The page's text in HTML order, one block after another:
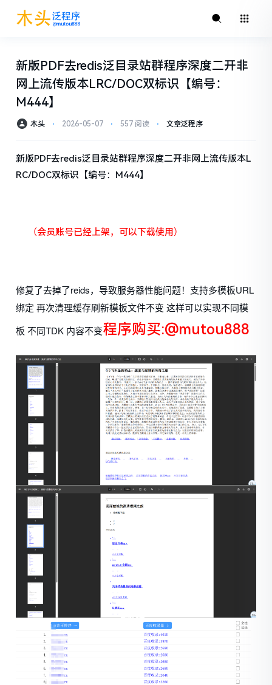
新版PDF去redis泛目录站群程序深度二开非
网上流传版本LRC/DOC双标识【编号：
M444】
木头 ⋅ 2026-05-07 ⋅ 557 阅读 ⋅ 文章泛程序
新版PDF去redis泛目录站群程序深度二开非网上流传版本L
RC/DOC双标识【编号：M444】
（会员账号已经上架，可以下载使用）
修复了去掉了reids，导致服务器性能问题！ 支持多模板URL
绑定 再次清理缓存刷新模板文件不变 这样可以实现不同模
板 不同TDK 内容不变程序购买:@mutou888